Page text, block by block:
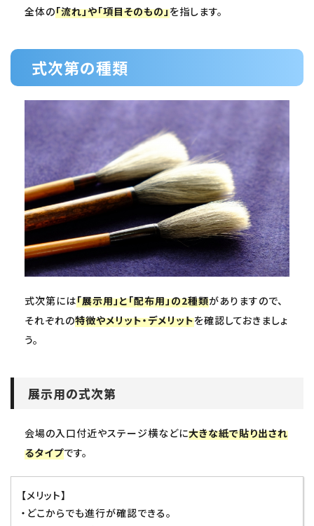
全体の「流れ」や「項目そのもの」を指します。
式次第の種類
式次第には「展示用」と「配布用」の2種類がありますので、
それぞれの特徴やメリット・デメリットを確認しておきましょ
う。
展示用の式次第
会場の入口付近やステージ横などに大きな紙で貼り出され
るタイプです。
【メリット】
・どこからでも進行が確認できる。